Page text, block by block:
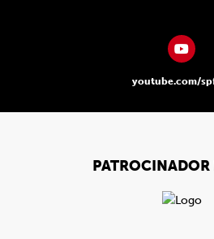
youtube.com/
PATROCINADOR